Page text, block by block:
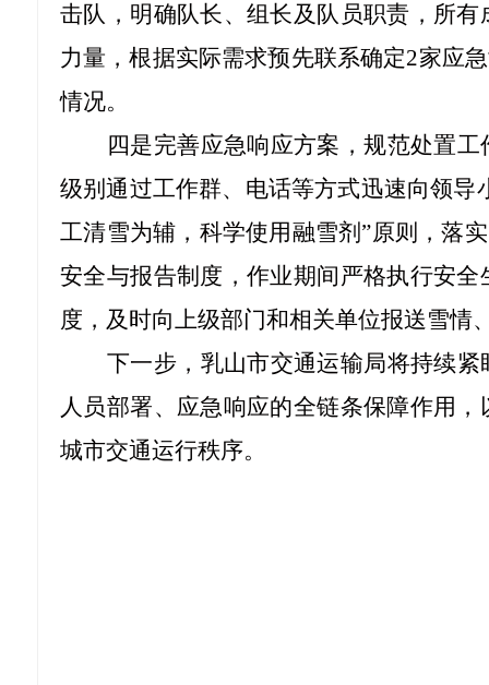
击队，明确队长、组长及队员职责，所
力量，根据实际需求预先联系确定2家应
情况。
四是完善应急响应方案，规范处置
级别通过工作群、电话等方式迅速向领
工清雪为辅，科学使用融雪剂”原则，落
安全与报告制度，作业期间严格执行安
度，及时向上级部门和相关单位报送雪情
下一步，乳山市交通运输局将持续
人员部署、应急响应的全链条保障作用
城市交通运行秩序。